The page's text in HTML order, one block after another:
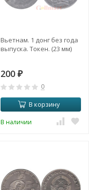
Вьетнам. 1 донг без года
выпуска. Токен. (23 мм)
200 ₽
0
В корзину
В наличии